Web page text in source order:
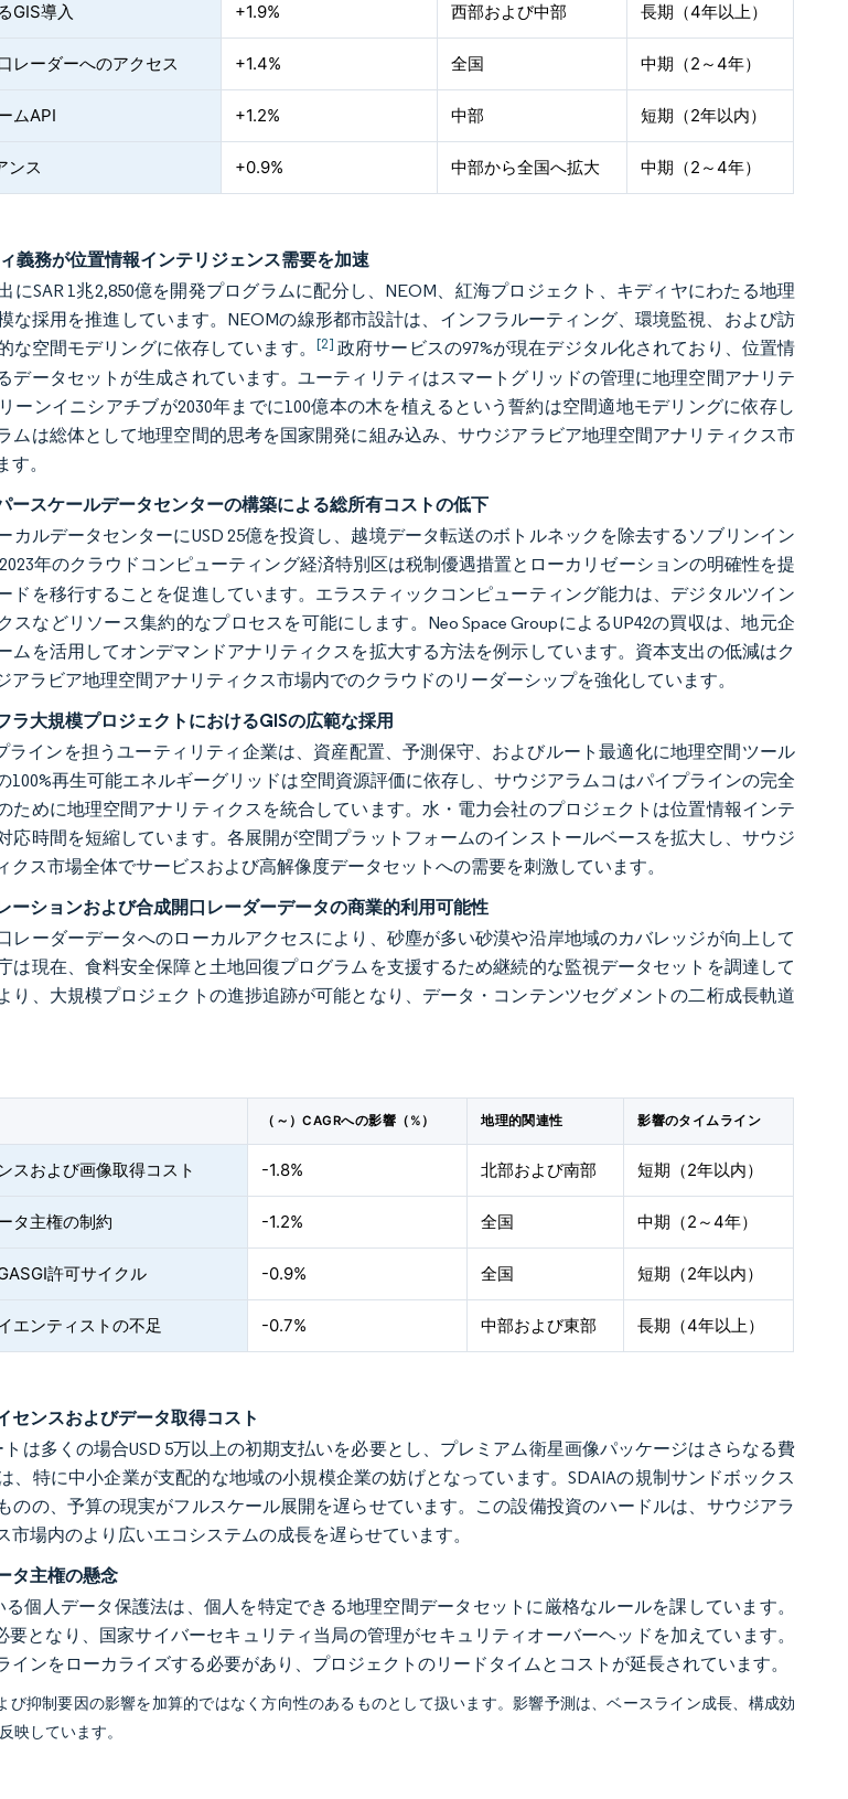
GIS導入 +1.9% 西部および中部 長期（4年以上）
レーダーへのアクセス +1.4% 全国 中期（2～4年）
ムAPI +1.2% 中部 短期（2年以内）
ンス +0.9% 中部から全国へ拡大 中期（2～4年）
義務が位置情報インテリジェンス需要を加速
にSAR 1兆2,850億を開発プログラムに配分し、NEOM、紅海プロジェクト、キディヤにわたる地理
な採用を推進しています。NEOMの線形都市設計は、インフラルーティング、環境監視、および訪
な空間モデリングに依存しています。 [2] 政府サービスの97%が現在デジタル化されており、位置情
データセットが生成されています。ユーティリティはスマートグリッドの管理に地理空間アナリテ
ーンイニシアチブが2030年までに100億本の木を植えるという誓約は空間適地モデリングに依存し
ムは総体として地理空間的思考を国家開発に組み込み、サウジアラビア地理空間アナリティクス市
。
ースケールデータセンターの構築による総所有コストの低下
カルデータセンターにUSD 25億を投資し、越境データ転送のボトルネックを除去するソブリンイン
2023年のクラウドコンピューティング経済特別区は税制優遇措置とローカリゼーションの明確性を提
ドを移行することを促進しています。エラスティックコンピューティング能力は、デジタルツイン
スなどリソース集約的なプロセスを可能にします。Neo Space GroupによるUP42の買収は、地元企
ムを活用してオンデマンドアナリティクスを拡大する方法を例示しています。資本支出の低減はク
アラビア地理空間アナリティクス市場内でのクラウドのリーダーシップを強化しています。
ラ大規模プロジェクトにおけるGISの広範な採用
ラインを担うユーティリティ企業は、資産配置、予測保守、およびルート最適化に地理空間ツール
100%再生可能エネルギーグリッドは空間資源評価に依存し、サウジアラムコはパイプラインの完全
ために地理空間アナリティクスを統合しています。水・電力会社のプロジェクトは位置情報インテ
応時間を短縮しています。各展開が空間プラットフォームのインストールベースを拡大し、サウジ
クス市場全体でサービスおよび高解像度データセットへの需要を刺激しています。
ーションおよび合成開口レーダーデータの商業的利用可能性
レーダーデータへのローカルアクセスにより、砂塵が多い砂漠や沿岸地域のカバレッジが向上して
は現在、食料安全保障と土地回復プログラムを支援するため継続的な監視データセットを調達して
り、大規模プロジェクトの進捗追跡が可能となり、データ・コンテンツセグメントの二桁成長軌道
（～）CAGRへの影響（%） 地理的関連性 影響のタイムライン
スおよび画像取得コスト -1.8% 北部および南部 短期（2年以内）
タ主権の制約 -1.2% 全国 中期（2～4年）
許可サイクル -0.9% 全国 短期（2年以内）
エンティストの不足 -0.7% 中部および東部 長期（4年以上）
センスおよびデータ取得コスト
は多くの場合USD 5万以上の初期支払いを必要とし、プレミアム衛星画像パッケージはさらなる費
、特に中小企業が支配的な地域の小規模企業の妨げとなっています。SDAIAの規制サンドボックス
のの、予算の現実がフルスケール展開を遅らせています。この設備投資のハードルは、サウジアラ
市場内のより広いエコシステムの成長を遅らせています。
タ主権の懸念
個人データ保護法は、個人を特定できる地理空間データセットに厳格なルールを課しています。
要となり、国家サイバーセキュリティ当局の管理がセキュリティオーバーヘッドを加えています。
インをローカライズする必要があり、プロジェクトのリードタイムとコストが延長されています。
び抑制要因の影響を加算的ではなく方向性のあるものとして扱います。影響予測は、ベースライン成長、構成効
映しています。